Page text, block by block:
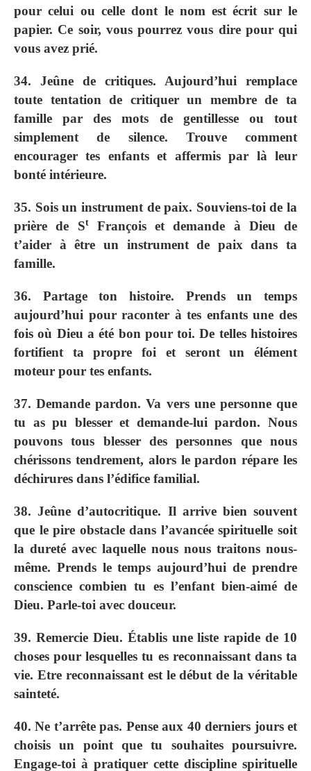
pour celui ou celle dont le nom est écrit sur le
papier. Ce soir, vous pourrez vous dire pour qui
vous avez prié.
34. Jeûne de critiques. Aujourd’hui remplace
toute tentation de critiquer un membre de ta
famille par des mots de gentillesse ou tout
simplement de silence. Trouve comment
encourager tes enfants et affermis par là leur
bonté intérieure.
35. Sois un instrument de paix. Souviens-toi de la
prière de StFrançois et demande à Dieu de
t’aider à être un instrument de paix dans ta
famille.
36. Partage ton histoire. Prends un temps
aujourd’hui pour raconter à tes enfants une des
fois où Dieu a été bon pour toi. De telles histoires
fortifient ta propre foi et seront un élément
moteur pour tes enfants.
37. Demande pardon. Va vers une personne que
tu as pu blesser et demande-lui pardon. Nous
pouvons tous blesser des personnes que nous
chérissons tendrement, alors le pardon répare les
déchirures dans l’édifice familial.
38. Jeûne d’autocritique. Il arrive bien souvent
que le pire obstacle dans l’avancée spirituelle soit
la dureté avec laquelle nous nous traitons nous-
même. Prends le temps aujourd’hui de prendre
conscience combien tu es l’enfant bien-aimé de
Dieu. Parle-toi avec douceur.
39. Remercie Dieu. Établis une liste rapide de 10
choses pour lesquelles tu es reconnaissant dans ta
vie. Etre reconnaissant est le début de la véritable
sainteté.
40. Ne t’arrête pas. Pense aux 40 derniers jours et
choisis un point que tu souhaites poursuivre.
Engage-toi à pratiquer cette discipline spirituelle